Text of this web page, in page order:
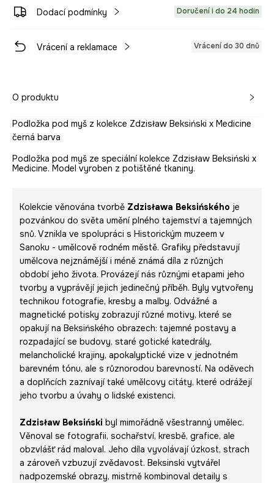
Dodací podmínky Doručení i do 24 hodin
Vrácení a reklamace Vrácení do 30 dnů
O produktu
Podložka pod myš z kolekce Zdzisław Beksiński x Medicine
černá barva
Podložka pod myš ze speciální kolekce Zdzisław Beksiński x
Medicine. Model vyroben z potištěné tkaniny.
Kolekcie věnována tvorbě Zdzisława Beksińského je
pozvánkou do světa umění plného tajemství a tajemných
snů. Vznikla ve spolupráci s Historickým muzeem v
Sanoku - umělcově rodném městě. Grafiky představují
umělcova nejznámější i méně známá díla z různých
období jeho života. Provázejí nás různými etapami jeho
tvorby a vyprávějí jejich jedinečný příběh. Byly vytvořeny
technikou fotografie, kresby a malby. Odvážné a
magnetické potisky zobrazují různé motivy, které se
opakují na Beksińského obrazech: tajemné postavy a
rozpadající se budovy, staré gotické katedrály,
melancholické krajiny, apokalyptické vize v jednotném
barevném tónu, ale s různorodou barevností. Na oděvech
a doplňcích zaznívají také umělcovy citáty, které odrážejí
jeho tvorbu a úvahy o lidské existenci.
Zdzisław Beksiński byl mimořádně všestranný umělec.
Věnoval se fotografii, sochařství, kresbě, grafice, ale
obzvlášť rád maloval. Jeho díla vyvolávají úzkost, strach
a zároveň vzbuzují zvědavost. Beksinski vytvářel
nadpozemské obrazy, mistrně kombinoval detaily s